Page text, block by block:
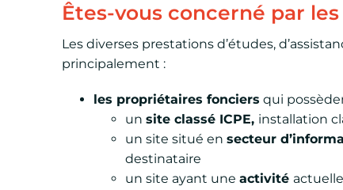
Êtes-vous concerné par les
Les diverses prestations d’études,
principalement :
les propriétaires fonciers qui
unsite classé ICPE, installation
un site situé ensecteur
destinataire
un site ayant uneactivité